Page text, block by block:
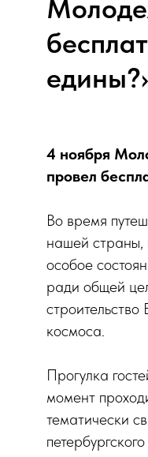
4 ноября
провел
Во время
нашей страны,
особое
ради общей
космоса.
Прогулка
момент
тематически